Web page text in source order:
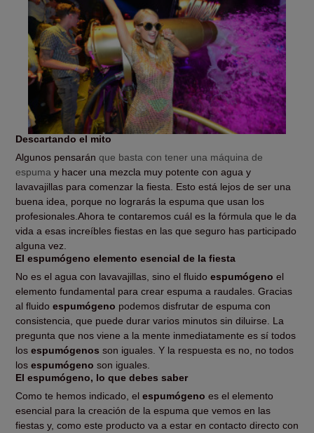
Descartando el mito
Algunos pensarán que basta con tener una máquina de
espuma y hacer una mezcla muy potente con agua y
lavavajillas para comenzar la fiesta. Esto está lejos de ser una
buena idea, porque no lograrás la espuma que usan los
profesionales.Ahora te contaremos cuál es la fórmula que le da
vida a esas increíbles fiestas en las que seguro has participado
alguna vez.
El espumógeno elemento esencial de la fiesta
No es el agua con lavavajillas, sino el fluido espumógeno el
elemento fundamental para crear espuma a raudales. Gracias
al fluido espumógeno podemos disfrutar de espuma con
consistencia, que puede durar varios minutos sin diluirse. La
pregunta que nos viene a la mente inmediatamente es sí todos
los espumógenos son iguales. Y la respuesta es no, no todos
los espumógeno son iguales.
El espumógeno, lo que debes saber
Como te hemos indicado, el espumógeno es el elemento
esencial para la creación de la espuma que vemos en las
fiestas y, como este producto va a estar en contacto directo con